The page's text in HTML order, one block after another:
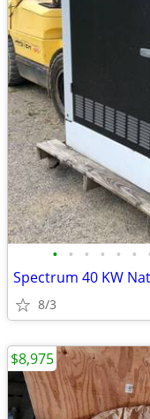
• • • • • •
8/3
$8,975